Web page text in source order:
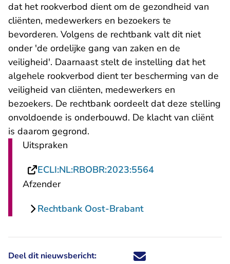
dat het rookverbod dient om de gezondheid van
cliënten, medewerkers en bezoekers te
bevorderen. Volgens de rechtbank valt dit niet
onder 'de ordelijke gang van zaken en de
veiligheid'. Daarnaast stelt de instelling dat het
algehele rookverbod dient ter bescherming van de
veiligheid van cliënten, medewerkers en
bezoekers. De rechtbank oordeelt dat deze stelling
onvoldoende is onderbouwd. De klacht van cliënt
is daarom gegrond.
Uitspraken
ECLI:NL:RBOBR:2023:5564- U verlaat
Afzender
Rechtbank Oost-Brabant
Deel dit nieuwsbericht: Deel dit nieuwsbericht via X -
Deel dit nieuwsbericht via
Deel dit nieuwsbericht
Deel dit